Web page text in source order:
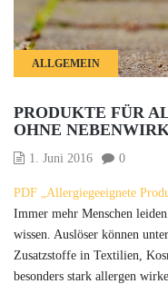
ALLGEMEIN
PRODUKTE FÜR
OHNE
1. Juni 2016 0
PDF „Allergiegeeignete
Immer mehr Menschen
wissen. Auslöser können
Zusatzstoffe in Textilien,
besonders stark allergen